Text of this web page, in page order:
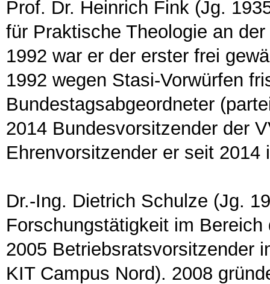
Prof. Dr. Heinrich Fink (Jg.
für Praktische Theologie an
1992 war er der erster frei
1992 wegen Stasi-Vorwürfen
Bundestagsabgeordneter
2014 Bundesvorsitzender der
Ehrenvorsitzender er seit
Dr.-Ing. Dietrich Schulze (Jg.
Forschungstätigkeit im
2005 Betriebsratsvorsitzender
KIT Campus Nord). 2008